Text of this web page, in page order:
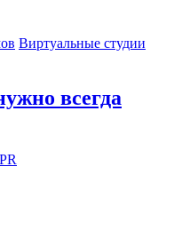
Виртуальные студии
всегда
PR